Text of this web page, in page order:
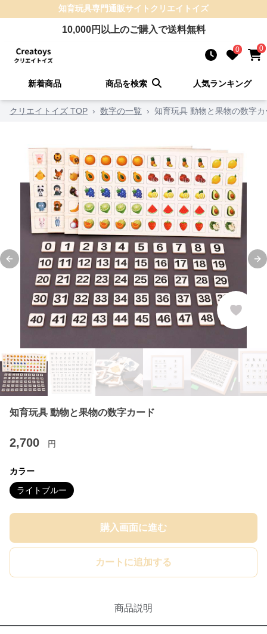
知育玩具専門通販サイト クリエイトイズ
10,000円以上のご購入で送料無料
0 0
新着商品 商品を検索 人気ランキング
クリエイトイズ TOP › 数字の一覧 › 知育玩具 動物と果物の数字カ
Previous slide
知育玩具 動物と果物の数字カード
2,700 円
カラー
ライトブルー
購入画面に進む
カートに追加する
商品説明